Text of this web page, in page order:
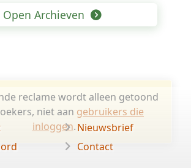
Open Archieven
reclame wordt alleen getoond
niet aan gebruikers die
inloggen.Nieuwsbrief
Contact